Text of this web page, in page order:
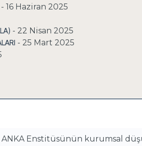
- 16 Haziran 2025
- 22 Nisan 2025
- 25 Mart 2025
Enstitüsünün kurumsal